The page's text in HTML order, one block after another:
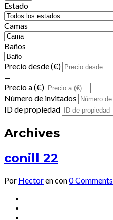
Estado
Camas
Baños
Precio desde (€)
—
Precio a (€)
Número de invitados
ID de propiedad
Archives
conill 22
Por Hectorencon0 Comments